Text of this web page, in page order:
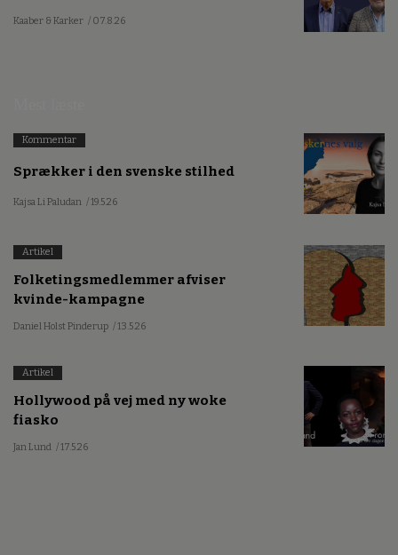
Kaaber & Karker / 07.8.26
Kommentar
Sprækker i den svenske stilhed
Kajsa Li Paludan / 19.5.26
Artikel
Folketingsmedlemmer afviser
kvinde-kampagne
Daniel Holst Pinderup / 13.5.26
Artikel
Hollywood på vej med ny woke
fiasko
Jan Lund / 17.5.26